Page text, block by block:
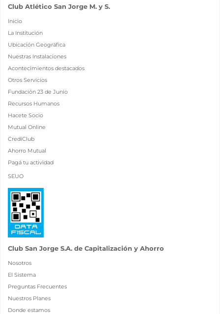
Club Atlético San Jorge M. y S.
Inicio
La Institución
Ubicación Geográfica
Nuestras Instalaciones
Acontecimientos destacados
Otros Servicios
Fundación 23 de Junio
Recursos Humanos
Hacete Socio
Mutual Online
CrediClub
Ahorro Mutual
Pagá tu actividad
SEUO
Club San Jorge S.A. de Capitalización y Ahorro
Nosotros
El Sistema
Preguntas Frecuentes
Nuestros Planes
Donde estamos